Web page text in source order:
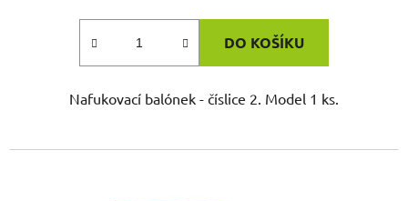
DO KOŠÍKU
Nafukovací balónek - číslice 2. Model 1 ks.